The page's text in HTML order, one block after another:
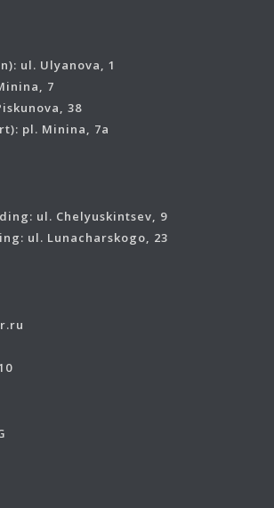
ul. Ulyanova, 1
7
38
pl. Minina, 7a
ul. Chelyuskintsev, 9
ul. Lunacharskogo, 23